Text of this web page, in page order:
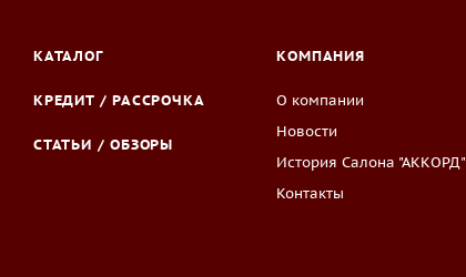
КАТАЛОГ
КРЕДИТ / РАССРОЧКА
СТАТЬИ / ОБЗОРЫ
КОМПАНИЯ
О компании
Новости
История Салона "АККОРД"
Контакты